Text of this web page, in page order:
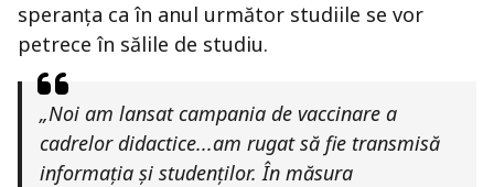
speranța ca în anul următor studiile se vor
petrece în sălile de studiu.
„Noi am lansat campania de vaccinare a
cadrelor didactice...am rugat să fie transmisă
informația și studenților. În măsura